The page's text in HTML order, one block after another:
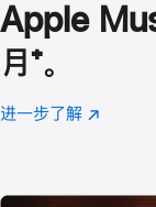
Apple
月 脚
注
⁺。
进一步了解 Apple
(在
口